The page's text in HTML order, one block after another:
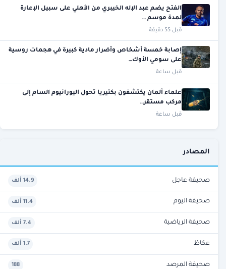
الفتح يضم عبد الإله الخيبري من الأهلي على سبيل الإعارة
لمدة موسم …
قبل 55 دقيقة
إصابة خمسة أشخاص وأضرار مادية كبيرة في هجمات روسية
على سومي الأوك…
قبل ساعة
علماء ألمان يكتشفون بكتيريا تحول اليورانيوم السام إلى
مركب مستقر…
قبل ساعة
المصادر
صحيفة عاجل 14.9 ألف
صحيفة اليوم 11.4 ألف
صحيفة الرياضية 7.4 ألف
عكاظ 1.7 ألف
صحيفة المرصد 188